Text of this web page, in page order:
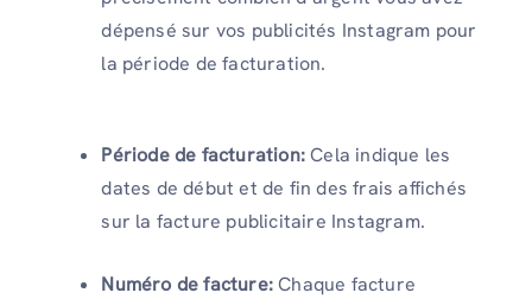
dépensé sur vos publicités Instagram pour
la période de facturation.
Période de facturation:Cela indique les
dates de début et de fin des frais affichés
sur la facture publicitaire Instagram.
Numéro de facture:Chaque facture